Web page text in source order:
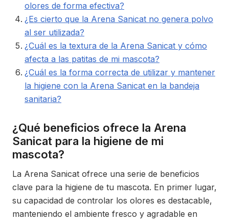
olores de forma efectiva?
¿Es cierto que la Arena Sanicat no genera polvo
al ser utilizada?
¿Cuál es la textura de la Arena Sanicat y cómo
afecta a las patitas de mi mascota?
¿Cuál es la forma correcta de utilizar y mantener
la higiene con la Arena Sanicat en la bandeja
sanitaria?
¿Qué beneficios ofrece la Arena
Sanicat para la higiene de mi
mascota?
La Arena Sanicat ofrece una serie de beneficios
clave para la higiene de tu mascota. En primer lugar,
su capacidad de controlar los olores es destacable,
manteniendo el ambiente fresco y agradable en